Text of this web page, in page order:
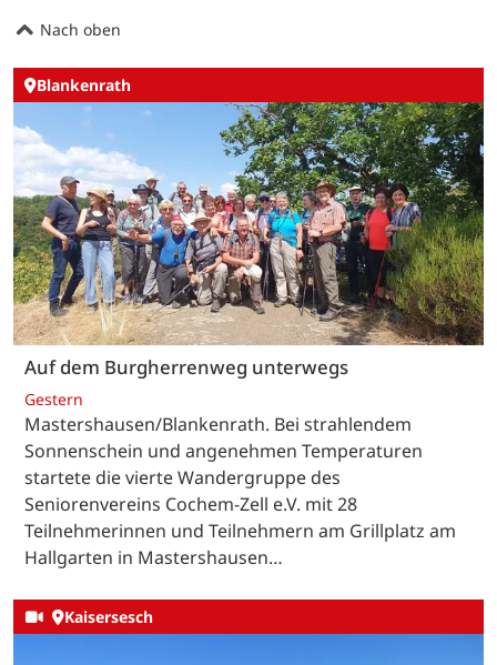
Nach oben
Blankenrath
Auf dem Burgherrenweg unterwegs
Gestern
Mastershausen/Blankenrath. Bei strahlendem
Sonnenschein und angenehmen Temperaturen
startete die vierte Wandergruppe des
Seniorenvereins Cochem-Zell e.V. mit 28
Teilnehmerinnen und Teilnehmern am Grillplatz am
Hallgarten in Mastershausen…
Kaisersesch